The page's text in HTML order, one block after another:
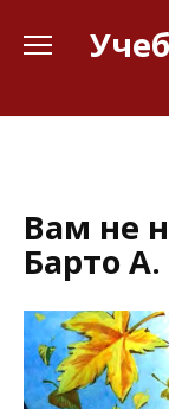
Вам не
Барто А.